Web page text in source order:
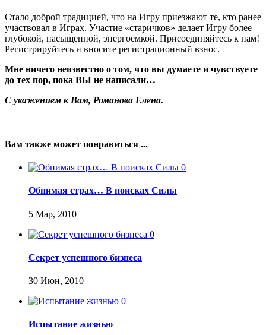
Стало доброй традицией, что на Игру приезжают те, кто ранее
участвовал в Играх. Участие «старичков» делает Игру более
глубокой, насыщенной, энергоёмкой. Присоединяйтесь к нам!
Регистрируйтесь и вносите регистрационный взнос.
Мне ничего неизвестно о том, что вы думаете и чувствуете
до тех пор, пока ВЫ не написали…
С уважением к Вам, Романова Елена.
Вам также может понравиться ...
0
Обнимая страх… В поисках Силы
5 Мар, 2010
0
Секрет успешного бизнеса
30 Июн, 2010
0
Испытание жизнью